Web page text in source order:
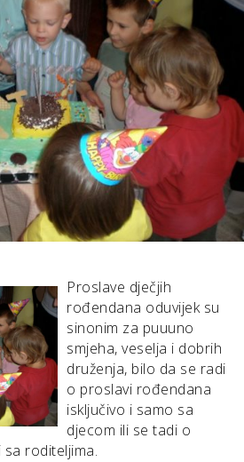
Proslave dječjih
rođendana oduvijek su
sinonim za puuuno
smjeha, veselja i dobrih
druženja, bilo da se radi
o proslavi rođendana
isključivo i samo sa
djecom ili se tadi o
roditeljima.